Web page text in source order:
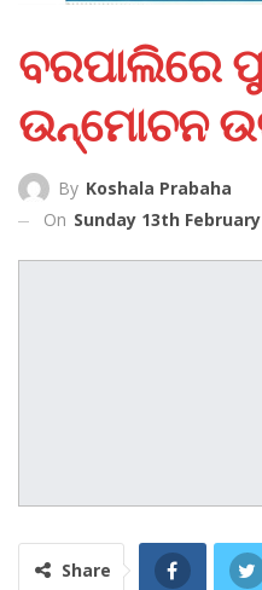
ବରପାଲିରେ
ଉନ୍ମୋଚନ
By Koshala Prabaha
On Sunday 13th
Share